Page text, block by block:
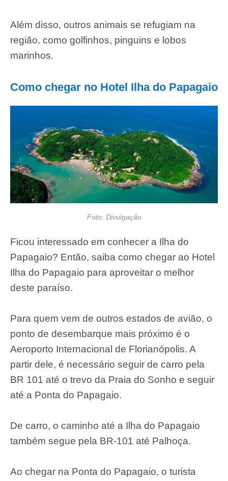
Além disso, outros animais se refugiam na
região, como golfinhos, pinguins e lobos
marinhos.
Como chegar no Hotel Ilha do Papagaio
Foto: Divulgação
Ficou interessado em conhecer a Ilha do
Papagaio? Então, saiba como chegar ao Hotel
Ilha do Papagaio para aproveitar o melhor
deste paraíso.
Para quem vem de outros estados de avião, o
ponto de desembarque mais próximo é o
Aeroporto Internacional de Florianópolis. A
partir dele, é necessário seguir de carro pela
BR 101 até o trevo da Praia do Sonho e seguir
até a Ponta do Papagaio.
De carro, o caminho até a Ilha do Papagaio
também segue pela BR-101 até Palhoça.
Ao chegar na Ponta do Papagaio, o turista